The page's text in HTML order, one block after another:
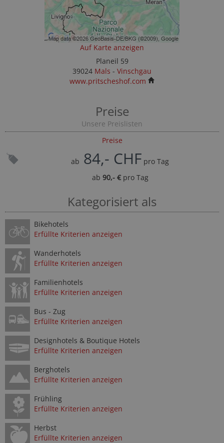
Auf Karte anzeigen
Planeil 59
39024 Mals - Vinschgau
www.pritscheshof.com
Preise
Unsere Preislisten
Preise
ab 84,- CHF pro Tag
ab 90,- €pro Tag
Kategorisiert als
Bikehotels
Erfüllte Kriterien anzeigen
Wanderhotels
Erfüllte Kriterien anzeigen
Familienhotels
Erfüllte Kriterien anzeigen
Bus - Zug
Erfüllte Kriterien anzeigen
Designhotels & Boutique Hotels
Erfüllte Kriterien anzeigen
Berghotels
Erfüllte Kriterien anzeigen
Frühling
Erfüllte Kriterien anzeigen
Herbst
Erfüllte Kriterien anzeigen